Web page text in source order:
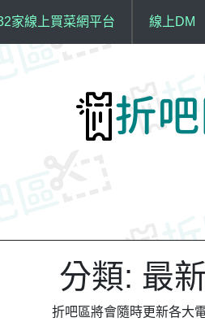
家線上買菜網平台 線上DM
分類: 最
折吧區將會隨時更新各大